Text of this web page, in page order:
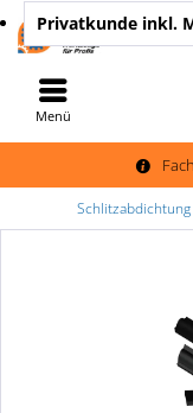
Privatkunde inkl.
Menü